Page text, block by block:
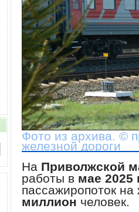
Фото из архива. ©
железной дороги
На Приволжской
работы в мае 2025
пассажиропоток
миллион человек.